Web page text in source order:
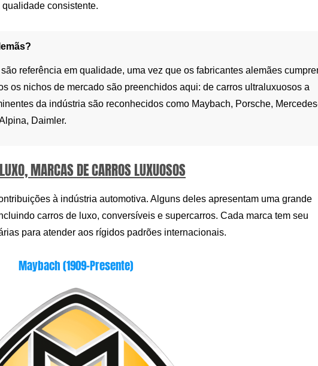
consistente.
referência em qualidade, uma vez que os fabricantes alemães
os nichos de mercado são preenchidos aqui: de carros ultraluxuosos a
da indústria são reconhecidos como Maybach, Porsche,
Daimler.
MARCAS DE CARROS LUXUOSOS
à indústria automotiva. Alguns deles apresentam uma grande
carros de luxo, conversíveis e supercarros. Cada marca tem seu
para atender aos rígidos padrões internacionais.
Maybach (1909-Presente)